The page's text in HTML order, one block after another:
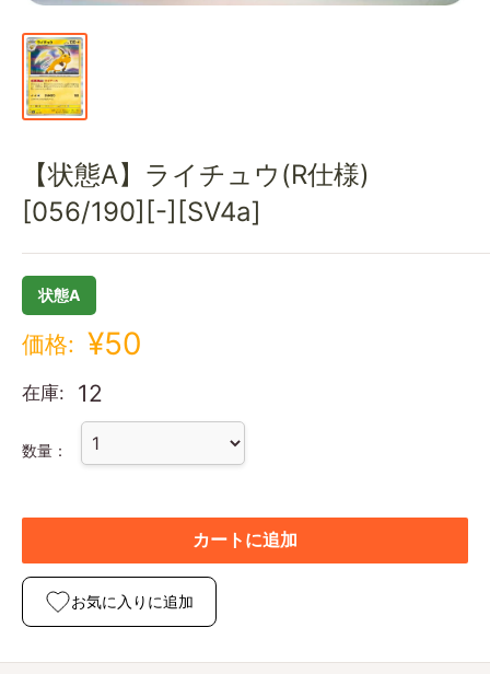
【状態A】ライチュウ(R仕様)
[056/190][-][SV4a]
状態A
価格: ¥50
在庫: 12
数量：
カートに追加
お気に入りに追加